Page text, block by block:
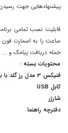
پیشنهادهایی جهت
ساعت را به اسمارت فون
جمله دریافت پیامک و ...
محتویات بسته :
فنیکس 3 مدل رز گلد با بند سفید
کابل USB
شارژر
دفترچه راهنما